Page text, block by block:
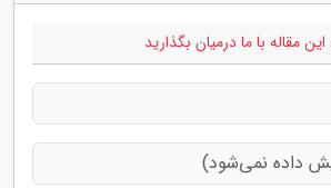
مقاله با ما درمیان بگذارید